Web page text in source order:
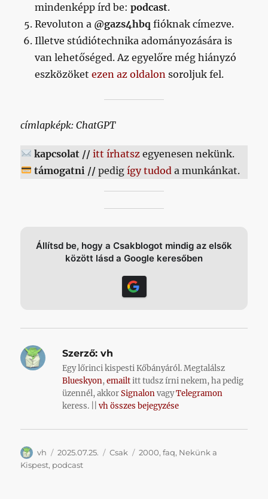
mindenképp írd be:podcast.
Revoluton a @gazs4hbq fióknak címezve.
Illetve stúdiótechnika adományozására is
van lehetőséged. Az egyelőre még hiányzó
eszközöketezen az oldalon soroljuk fel.
címlapképk: ChatGPT
kapcsolat // itt írhatszegyenesen nekünk.
támogatni //pedig így tudod a munkánkat.
Állítsd be, hogy a Csakblogot mindig az elsők
között lásd a Google keresőben
Szerző: vh
Egy lőrinci kispesti Kőbányáról. Megtalálsz
Blueskyon,emailtitt tudsz írni nekem, ha pedig
üzennél, akkorSignalonvagyTelegramon
keress. ||vh összes bejegyzése
Szerző
vh Közzétéve
2025.07.25. Kategória
Csak Címke
2000,faq, Nekünk a
Kispest, podcast